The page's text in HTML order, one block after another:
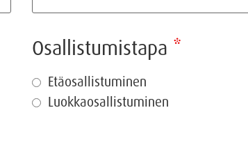
Osallistumistapa *
Etäosallistuminen
Luokkaosallistuminen